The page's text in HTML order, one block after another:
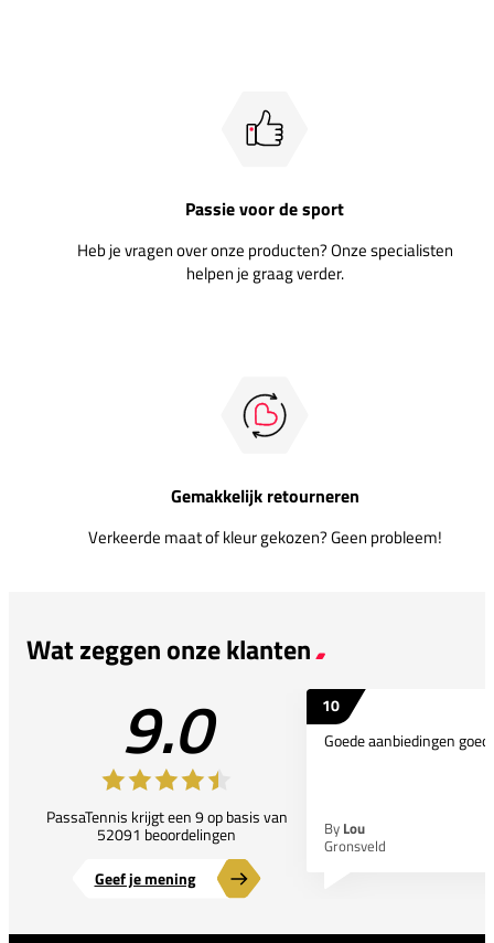
Passie voor de sport
Heb je vragen over onze producten? Onze specialisten
helpen je graag verder.
Gemakkelijk retourneren
Verkeerde maat of kleur gekozen? Geen probleem!
Wat zeggen onze klanten
9.0
PassaTennis krijgt een 9 op basis van
52091 beoordelingen
Geef je mening
10
Goede aanbiedingen
By Lou
Gronsveld